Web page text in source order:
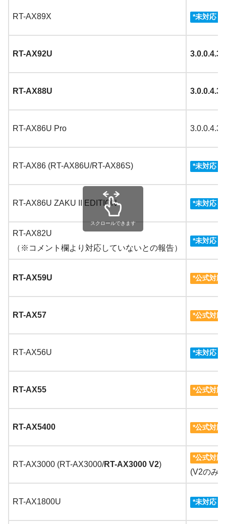
RT-AX89X *未対応
RT-AX92U
RT-AX88U
RT-AX86U Pro
RT-AX86 (RT-AX86U/RT-AX86S) *未対応
RT-AX86U ZAKU II EDITION *未対応
RT-AX82U
（※コメント欄より対応していないとの報告）
*未対応
RT-AX59U *公式対応
RT-AX57 *公式対応
RT-AX56U *未対応
RT-AX55 *公式対応
RT-AX5400 *公式対応
RT-AX3000 (RT-AX3000/RT-AX3000 V2)
*公式対応
(V2のみ
RT-AX1800U *未対応
スクロールできます